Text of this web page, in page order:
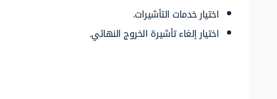
اختيار خدمات التأشيرات.
اختيار إلغاء تأشيرة الخروج النهائي.